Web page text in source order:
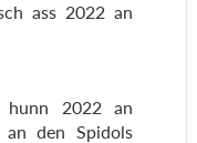
ass 2022 an
hunn 2022 an
an den Spidols